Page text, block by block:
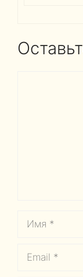
Имя
Email